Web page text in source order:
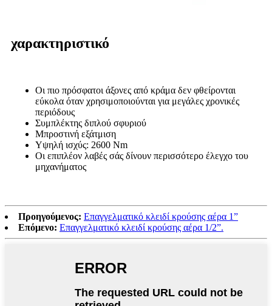
χαρακτηριστικό
Οι πιο πρόσφατοι άξονες από κράμα δεν φθείρονται
εύκολα όταν χρησιμοποιούνται για μεγάλες χρονικές
περιόδους
Συμπλέκτης διπλού σφυριού
Μπροστινή εξάτμιση
Υψηλή ισχύς: 2600 Nm
Οι επιπλέον λαβές σάς δίνουν περισσότερο έλεγχο του
μηχανήματος
Προηγούμενος: Επαγγελματικό κλειδί κρούσης αέρα 1”
Επόμενο: Επαγγελματικό κλειδί κρούσης αέρα 1/2”.